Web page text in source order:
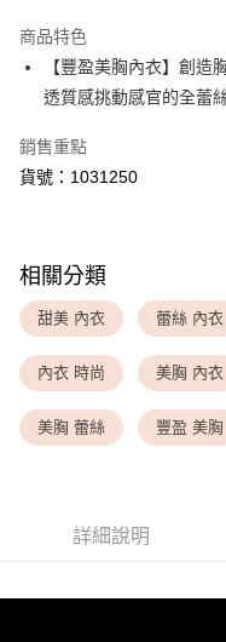
Apple Pay
全家取貨付款
每筆NT$80，滿NT$1,500(
<無合作配送請勿選取>萊
<無合作配送請勿選取>付
每筆NT$9,999
付款後7-11取貨
商品特色
【豐盈美胸內衣】創造
透質感挑動感官的全蕾
銷售重點
貨號：1031250
相關分類
甜美 內衣 蕾絲 內衣
內衣 時尚 美胸 內衣
美胸 蕾絲 豐盈 美胸
詳細說明